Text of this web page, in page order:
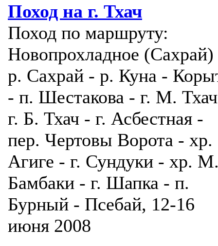
Поход на г. Тхач
Поход по маршруту:
Новопрохладное
р. Сахрай - р. Куна -
- п. Шестакова - г. М.
г. Б. Тхач - г. Асбестная -
пер. Чертовы Ворота - хр.
Агиге - г. Сундуки - хр.
Бамбаки - г. Шапка - п.
Бурный - Псебай, 12-16
июня 2008